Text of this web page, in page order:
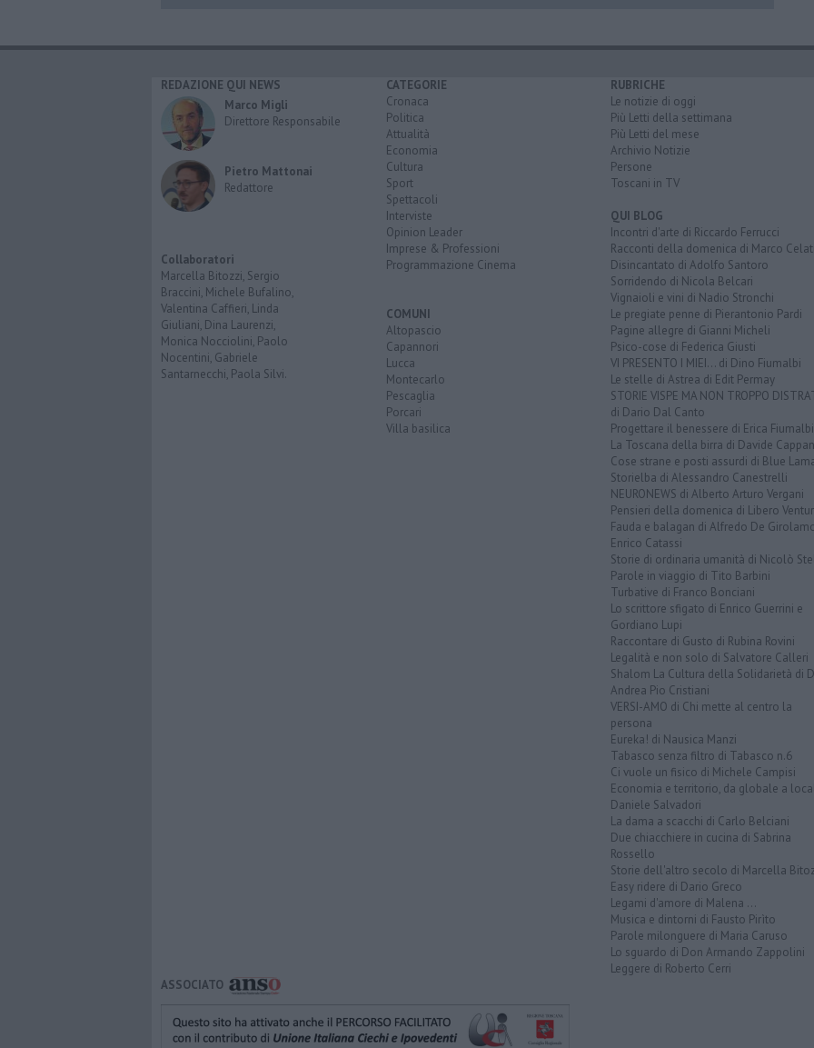
REDAZIONE QUI NEWS
Marco Migli
Direttore Responsabile
Pietro Mattonai
Redattore
Collaboratori
Marcella Bitozzi, Sergio
Braccini, Michele Bufalino,
Valentina Caffieri, Linda
Giuliani, Dina Laurenzi,
Monica Nocciolini, Paolo
Nocentini, Gabriele
Santarnecchi, Paola Silvi.
CATEGORIE
Cronaca
Politica
Attualità
Economia
Cultura
Sport
Spettacoli
Interviste
Opinion Leader
Imprese & Professioni
Programmazione Cinema
COMUNI
Altopascio
Capannori
Lucca
Montecarlo
Pescaglia
Porcari
Villa basilica
RUBRICHE
Le notizie di oggi
Più Letti della settimana
Più Letti del mese
Archivio Notizie
Persone
Toscani in TV
QUI BLOG
Incontri d'arte di Riccardo Ferrucci
Racconti della domenica di Marco Celati
Disincantato di Adolfo Santoro
Sorridendo di Nicola Belcari
Vignaioli e vini di Nadio Stronchi
Le pregiate penne di Pierantonio Pardi
Pagine allegre di Gianni Micheli
Psico-cose di Federica Giusti
VI PRESENTO I MIEI... di Dino Fiumalbi
Le stelle di Astrea di Edit Permay
STORIE VISPE MA NON TROPPO
di Dario Dal Canto
Progettare il benessere di Erica Fiumalbi
La Toscana della birra di Davide
Cose strane e posti assurdi di Blue
Storielba di Alessandro Canestrelli
NEURONEWS di Alberto Arturo Vergani
Pensieri della domenica di Libero
Fauda e balagan di Alfredo De
Enrico Catassi
Storie di ordinaria umanità di Nicolò
Parole in viaggio di Tito Barbini
Turbative di Franco Bonciani
Lo scrittore sfigato di Enrico Guerrini e
Gordiano Lupi
Raccontare di Gusto di Rubina Rovini
Legalità e non solo di Salvatore Calleri
Shalom La Cultura della Solidarietà di
Andrea Pio Cristiani
VERSI-AMO di Chi mette al centro la
persona
Eureka! di Nausica Manzi
Tabasco senza filtro di Tabasco n.6
Ci vuole un fisico di Michele Campisi
Economia e territorio, da globale a
Daniele Salvadori
La dama a scacchi di Carlo Belciani
Due chiacchiere in cucina di Sabrina
Rossello
Storie dell'altro secolo di Marcella
Easy ridere di Dario Greco
Legami d'amore di Malena ...
Musica e dintorni di Fausto Pirìto
Parole milonguere di Maria Caruso
Lo sguardo di Don Armando Zappolini
Leggere di Roberto Cerri
ASSOCIATO